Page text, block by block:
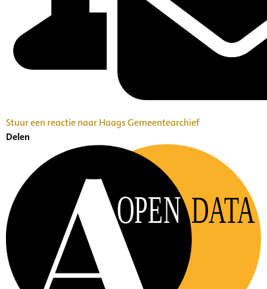
Stuur een reactie naar Haags Gemeentearchief
Delen
OPEN DATA